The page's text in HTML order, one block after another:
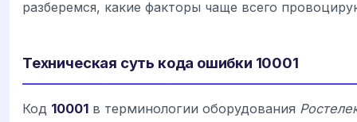
разберемся, какие факторы чаще всего
Техническая суть кода ошибки 10001
Код 10001 в терминологии оборудования